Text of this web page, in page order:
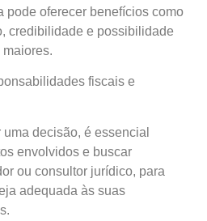
pode oferecer benefícios como
credibilidade e possibilidade
fiscais e
decisão, é essencial
envolvidos e buscar
ou consultor jurídico, para
adequada às suas